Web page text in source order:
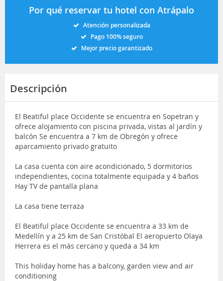
Por qué reservar tu hotel con Atrápalo
Atención personalizada
Pago 100% seguro
Mejor precio garantizado
Descripción
El Beatiful place Occidente se encuentra en Sopetran y
ofrece alojamiento con piscina privada, vistas al jardín y
balcón Se encuentra a 7 km de Obregón y ofrece
aparcamiento privado gratuito
La casa cuenta con aire acondicionado, 5 dormitorios
independientes, cocina totalmente equipada y 4 baños
Hay TV de pantalla plana
La casa tiene terraza
El Beatiful place Occidente se encuentra a 33 km de
Medellín y a 25 km de San Cristóbal El aeropuerto Olaya
Herrera es el más cercano y queda a 34 km
This holiday home has a balcony, garden view and air
conditioning